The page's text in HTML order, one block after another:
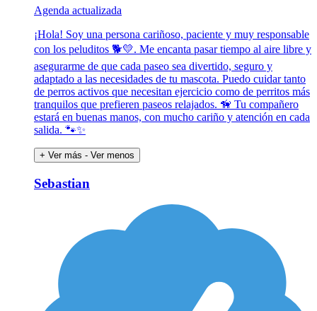
Agenda actualizada
¡Hola! Soy una persona cariñoso, paciente y muy responsable
con los peluditos 🐕💛. Me encanta pasar tiempo al aire libre y
asegurarme de que cada paseo sea divertido, seguro y
adaptado a las necesidades de tu mascota. Puedo cuidar tanto
de perros activos que necesitan ejercicio como de perritos más
tranquilos que prefieren paseos relajados. 🦮 Tu compañero
estará en buenas manos, con mucho cariño y atención en cada
salida. 🐾✨
+ Ver más - Ver menos
Sebastian